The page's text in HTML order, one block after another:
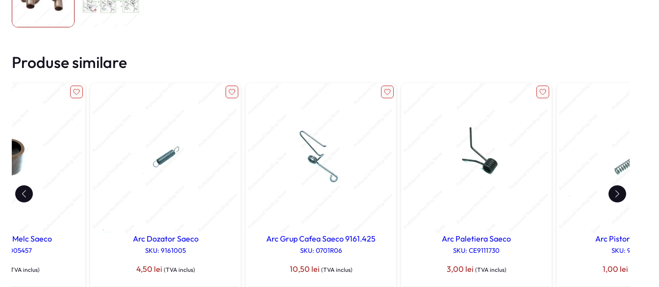
Produse similare
Melc Saeco
11005457
(TVA inclus)
Arc Dozator Saeco
SKU: 9161005
4,50 lei (TVA inclus)
Arc Grup Cafea Saeco 9161.425
SKU: 0701R06
10,50 lei (TVA inclus)
Arc Paletiera Saeco
SKU: CE9111730
3,00 lei (TVA inclus)
Arc Pistoncino
SKU: 9011007
1,00 lei